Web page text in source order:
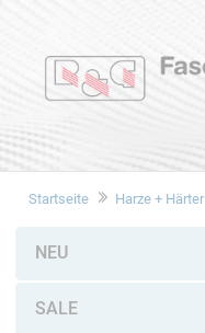
Startseite Harze + Härter
NEU
SALE